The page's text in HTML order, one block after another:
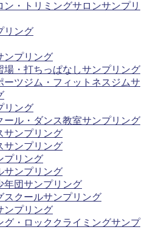
ン・トリミングサロンサンプリ
リング
ンプリング
場・打ちっぱなしサンプリング
ーツジム・フィットネスジムサ
リング
ール・ダンス教室サンプリング
サンプリング
サンプリング
プリング
サンプリング
年団サンプリング
スクールサンプリング
ンプリング
グ・ロッククライミングサンプ